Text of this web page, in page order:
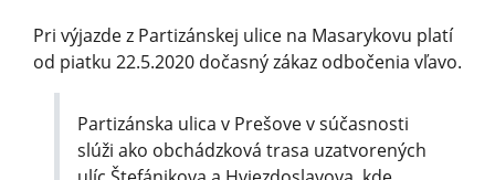
Pri výjazde z Partizánskej ulice na Masarykovu platí
od piatku 22.5.2020 dočasný zákaz odbočenia vľavo.
Partizánska ulica v Prešove v súčasnosti
slúži ako obchádzková trasa uzatvorených